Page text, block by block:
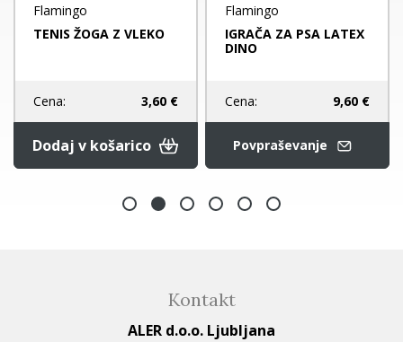
Flamingo
TENIS ŽOGA Z VLEKO
Cena: 3,60 €
Dodaj v košarico
Flamingo
IGRAČA ZA PSA LATEX
DINO
Cena: 9,60 €
Povpraševanje
Kontakt
ALER d.o.o. Ljubljana